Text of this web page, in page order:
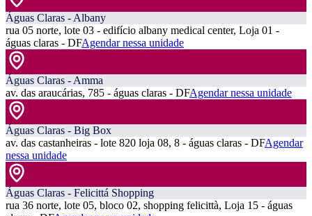
Águas Claras - Albany
rua 05 norte, lote 03 - edifício albany medical center, Loja 01 -
águas claras - DFAgendar nessa unidade
Águas Claras - Amma
av. das araucárias, 785 - águas claras - DFAgendar nessa unidade
Águas Claras - Big Box
av. das castanheiras - lote 820 loja 08, 8 - águas claras - DFAgendar
nessa unidade
Águas Claras - Felicittá Shopping
rua 36 norte, lote 05, bloco 02, shopping felicittà, Loja 15 - águas